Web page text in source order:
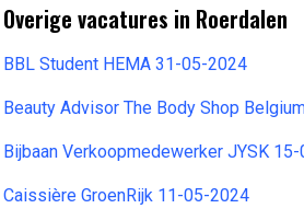
Overige vacatures in Roerdalen
BBL Student HEMA 31-05-2024
Beauty Advisor The Body Shop
Bijbaan Verkoopmedewerker JYSK
Caissière GroenRijk 11-05-2024